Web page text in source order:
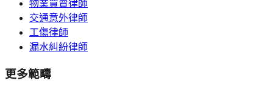
物業買賣律師
交通意外律師
工傷律師
漏水糾紛律師
更多範疇